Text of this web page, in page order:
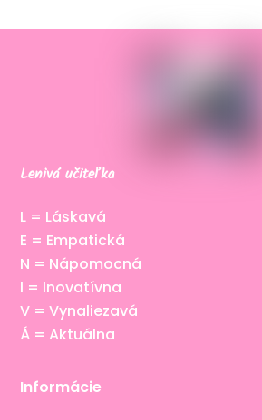
Lenivá učiteľka
L = Láskavá
E = Empatická
N = Nápomocná
I = Inovatívna
V = Vynaliezavá
Á = Aktuálna
Informácie